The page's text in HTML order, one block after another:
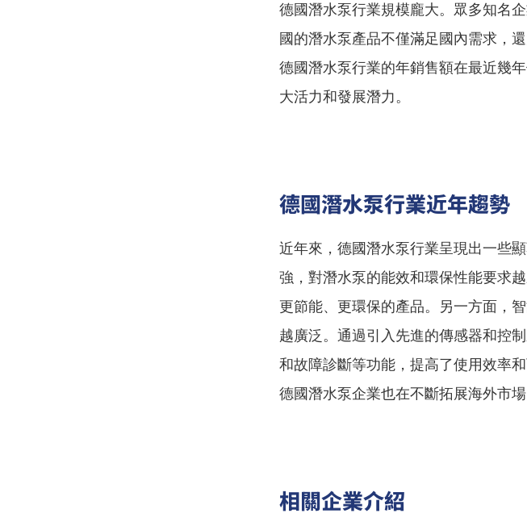
德國潛水泵行業規模龐大。眾多知名
國的潛水泵產品不僅滿足國內需求，
德國潛水泵行業的年銷售額在最近幾
大活力和發展潛力。
德國潛水泵行業近年趨勢
近年來，德國潛水泵行業呈現出一些
強，對潛水泵的能效和環保性能要求
更節能、更環保的產品。另一方面，
越廣泛。通過引入先進的傳感器和控
和故障診斷等功能，提高了使用效率
德國潛水泵企業也在不斷拓展海外市
相關企業介紹